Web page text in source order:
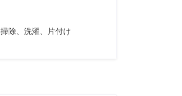
掃除、洗濯、片付け